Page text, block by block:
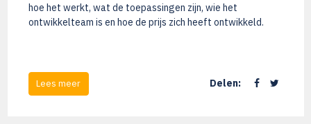
hoe het werkt, wat de toepassingen zijn, wie het
ontwikkelteam is en hoe de prijs zich heeft ontwikkeld.
Lees meer Delen: